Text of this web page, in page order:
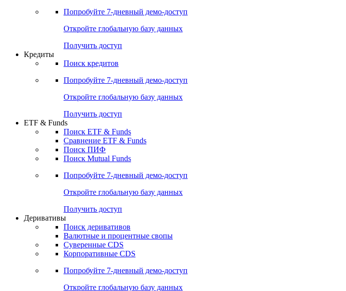
Попробуйте 7-дневный демо-доступ
Откройте глобальную базу данных
Получить доступ
Кредиты
Поиск кредитов
Попробуйте 7-дневный демо-доступ
Откройте глобальную базу данных
Получить доступ
ETF & Funds
Поиск ETF & Funds
Сравнение ETF & Funds
Поиск ПИФ
Поиск Mutual Funds
Попробуйте 7-дневный демо-доступ
Откройте глобальную базу данных
Получить доступ
Деривативы
Поиск деривативов
Валютные и процентные свопы
Суверенные CDS
Корпоративные CDS
Попробуйте 7-дневный демо-доступ
Откройте глобальную базу данных